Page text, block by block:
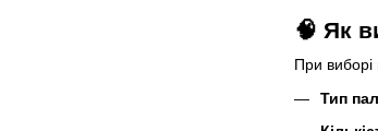
🧠 Як
При виборі
Тип